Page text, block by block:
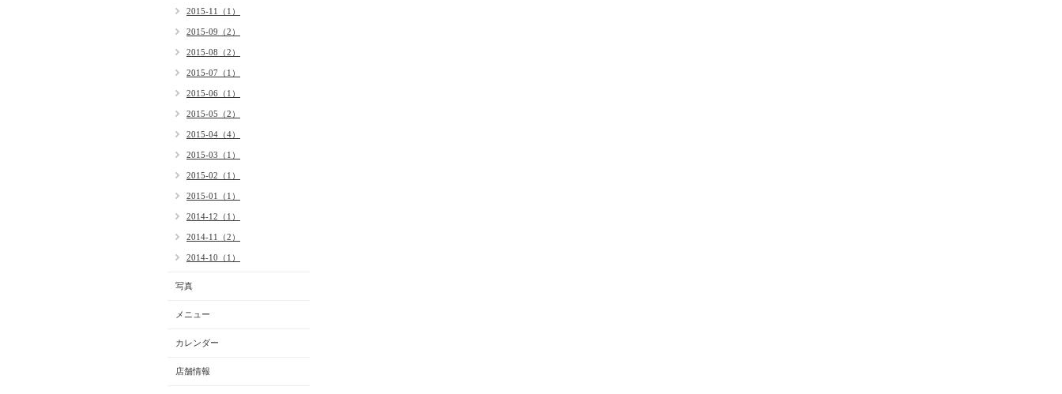
2015-11（1）
2015-09（2）
2015-08（2）
2015-07（1）
2015-06（1）
2015-05（2）
2015-04（4）
2015-03（1）
2015-02（1）
2015-01（1）
2014-12（1）
2014-11（2）
2014-10（1）
写真
メニュー
カレンダー
店舗情報